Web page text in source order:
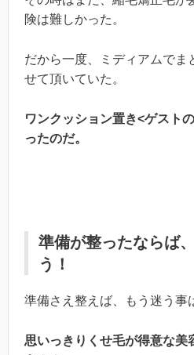
険は難しかった。
だから一度、ミディアムでま
せて頂いていた。
ワンクッション置き<ゲスト
ったのだ。
準備が整ったならば
う！
準備さえ整えば、もう迷う事
思いっきりくせ毛が得意な美